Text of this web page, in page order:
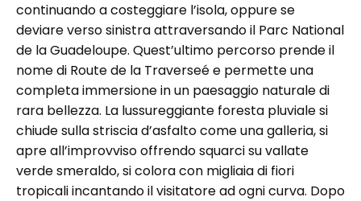
continuando a costeggiare l’isola, oppure se
deviare verso sinistra attraversando il Parc National
de la Guadeloupe. Quest’ultimo percorso prende il
nome di Route de la Traverseé e permette una
completa immersione in un paesaggio naturale di
rara bellezza. La lussureggiante foresta pluviale si
chiude sulla striscia d’asfalto come una galleria, si
apre all’improvviso offrendo squarci su vallate
verde smeraldo, si colora con migliaia di fiori
tropicali incantando il visitatore ad ogni curva. Dopo